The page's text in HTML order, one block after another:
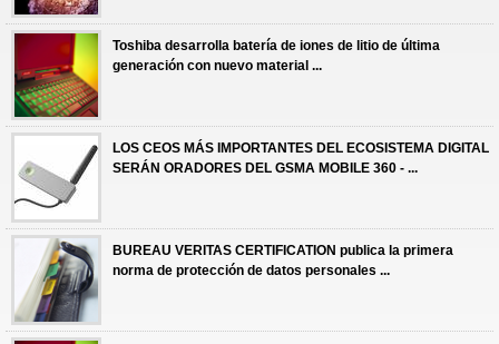
Toshiba desarrolla batería de iones de litio de última
generación con nuevo material ...
LOS CEOS MÁS IMPORTANTES DEL ECOSISTEMA DIGITAL
SERÁN ORADORES DEL GSMA MOBILE 360 - ...
BUREAU VERITAS CERTIFICATION publica la primera
norma de protección de datos personales ...